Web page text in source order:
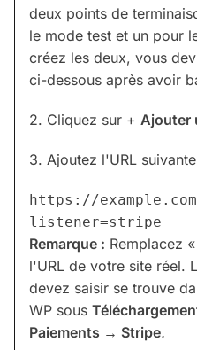
deux points de
le mode test et un pour
créez les deux, vous
ci-dessous après avoir
2. Cliquez sur + Ajouter
3. Ajoutez l'URL
https://
listener=stripe
Remarque : Remplacez
l'URL de votre site réel.
devez saisir se trouve
WP sous
Paiements → Stripe.